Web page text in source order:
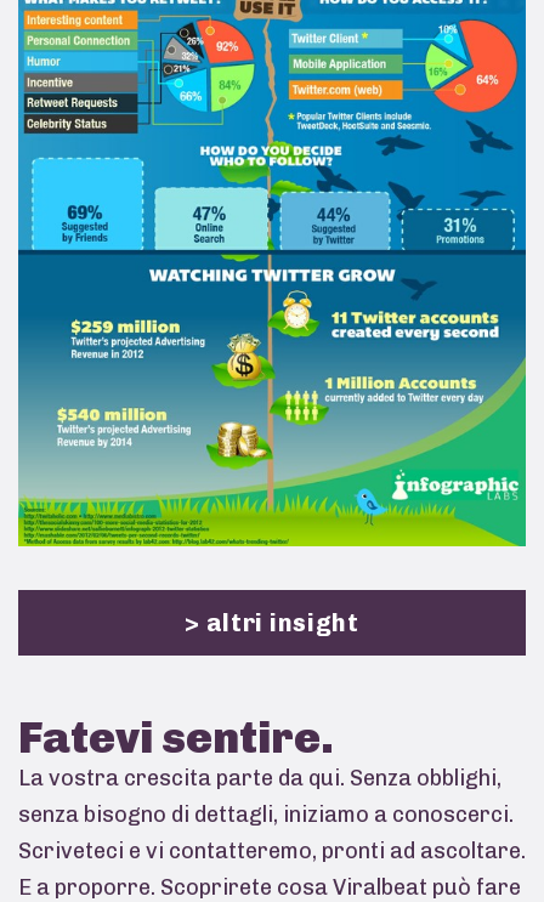
> altri insight
Fatevi sentire.
La vostra crescita parte da qui. Senza obblighi,
senza bisogno di dettagli, iniziamo a conoscerci.
Scriveteci e vi contatteremo, pronti ad ascoltare.
E a proporre. Scoprirete cosa Viralbeat può fare